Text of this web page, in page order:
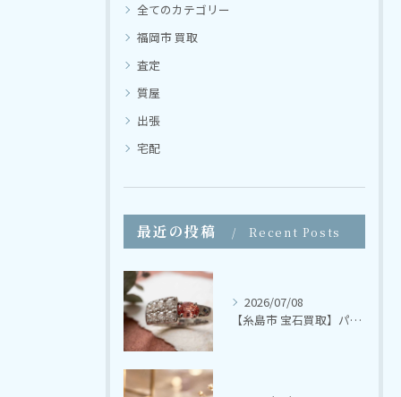
全てのカテゴリー
福岡市 買取
査定
質屋
出張
宅配
最近の投稿 Recent Posts
2026/07/08
【糸島市 宝石買取】パパラチャサファイア ダイヤモンドリング【さかえ質店】